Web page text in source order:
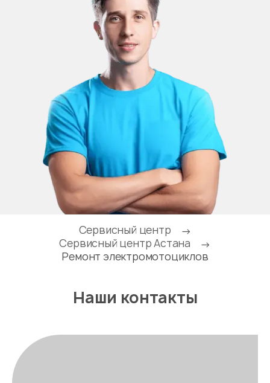
Сервисный центр
→
Сервисный центр Астана
→
Ремонт электромотоциклов
Наши контакты